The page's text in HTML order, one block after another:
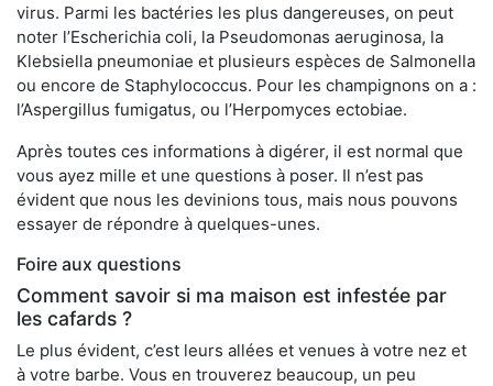
virus. Parmi les bactéries les plus dangereuses, on peut
noter l’Escherichia coli, la Pseudomonas aeruginosa, la
Klebsiella pneumoniae et plusieurs espèces de Salmonella
ou encore de Staphylococcus. Pour les champignons on a :
l’Aspergillus fumigatus, ou l’Herpomyces ectobiae.
Après toutes ces informations à digérer, il est normal que
vous ayez mille et une questions à poser. Il n’est pas
évident que nous les devinions tous, mais nous pouvons
essayer de répondre à quelques-unes.
Foire aux questions
Comment savoir si ma maison est infestée par
les cafards ?
Le plus évident, c’est leurs allées et venues à votre nez et
à votre barbe. Vous en trouverez beaucoup, un peu